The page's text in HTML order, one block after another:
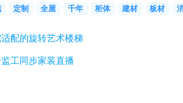
定制 全屋 千年 柜体 建材 板材
配的旋转艺术楼梯
工同步家装直播